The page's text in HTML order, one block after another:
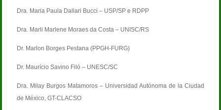
Dra. Maria Paula Dallari Bucci – USP/SP e RDPP
Dra. Marli Marlene Moraes da Costa – UNISC/RS
Dr. Marlon Borges Pestana (PPGH-FURG)
Dr. Maurício Savino Filó – UNESC/SC
Dra. Milay Burgos Matamoros – Universidad Autónoma de la Ciudad
de México, GT-CLACSO